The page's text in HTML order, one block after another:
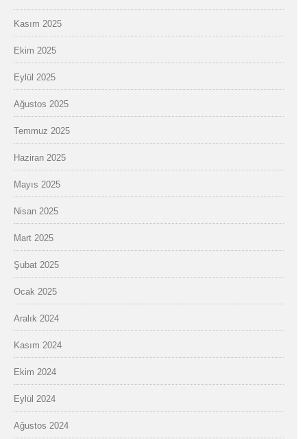
Kasım 2025
Ekim 2025
Eylül 2025
Ağustos 2025
Temmuz 2025
Haziran 2025
Mayıs 2025
Nisan 2025
Mart 2025
Şubat 2025
Ocak 2025
Aralık 2024
Kasım 2024
Ekim 2024
Eylül 2024
Ağustos 2024